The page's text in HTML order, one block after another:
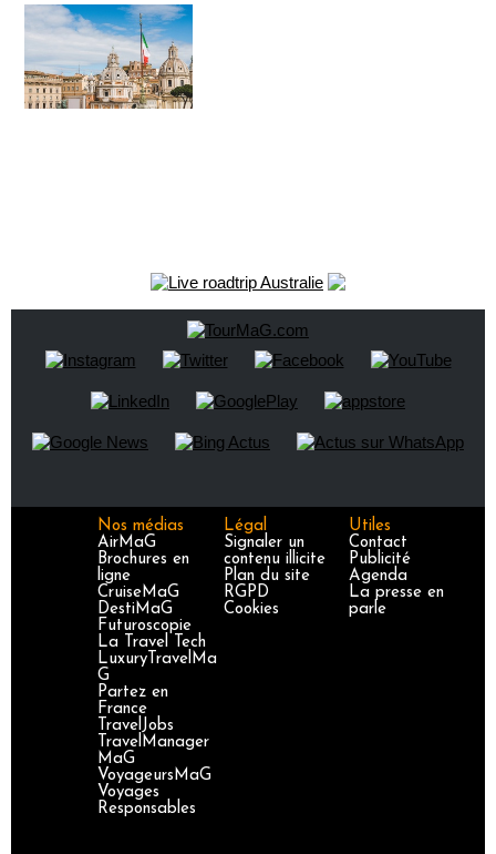
Nos médias
AirMaG
Brochures en
ligne
CruiseMaG
DestiMaG
Futuroscopie
La Travel Tech
LuxuryTravelMa
G
Partez en
France
TravelJobs
TravelManager
MaG
VoyageursMaG
Voyages
Responsables
Légal
Signaler un
contenu illicite
Plan du site
RGPD
Cookies
Utiles
Contact
Publicité
Agenda
La presse en
parle